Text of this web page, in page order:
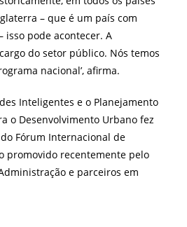
– que é um país com
isso pode acontecer. A
do setor público. Nós temos
nacional’, afirma.
Inteligentes e o Planejamento
o Desenvolvimento Urbano fez
Fórum Internacional de
promovido recentemente pelo
e parceiros em